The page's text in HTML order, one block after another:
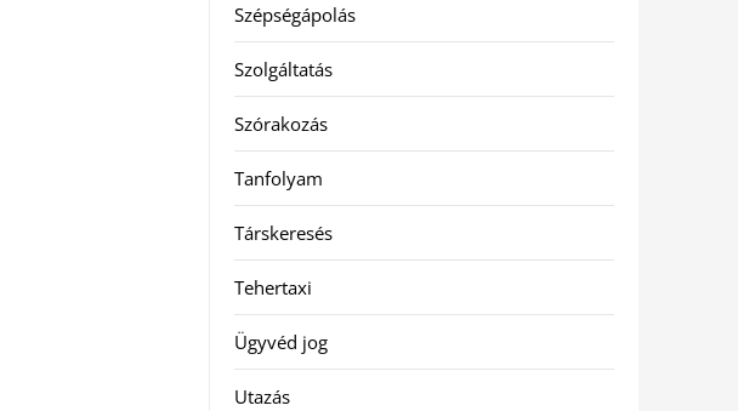
Szépségápolás
Szolgáltatás
Szórakozás
Tanfolyam
Társkeresés
Tehertaxi
Ügyvéd jog
Utazás